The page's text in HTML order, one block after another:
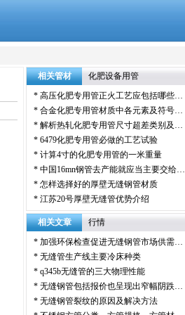
相关管材
化肥设备用管
* 高压化肥专用管正火工艺应包括哪些…
* 合金化肥专用管材质中各元素及符号…
* 解析热轧化肥专用管尺寸超差类别及…
* 6479化肥专用管必做的工艺试验
* 计算4寸的化肥专用管的一米重量
* 中国16mn钢管去产能就应当主要交给…
* 怎样选择好的厚壁无缝钢管材质
* 江苏20号厚壁无缝管优势介绍
相关文章
行情
* 加强环保检查促进无缝钢管市场供需…
* 无缝管生产线主要冷床种类
* q345b无缝管的三大物理性能
* 无缝钢管包括报价也呈现出窄幅阴跌…
* 无缝钢管裂纹的原因及解决方法